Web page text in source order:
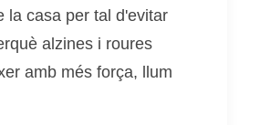
la casa per tal d'evitar
alzines i roures
amb més força, llum